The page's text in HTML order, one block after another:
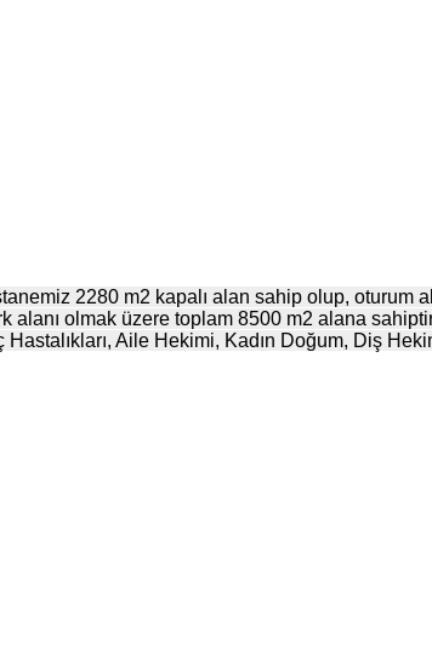
2280 m2 kapalı alan sahip olup, oturum
alanı olmak üzere toplam 8500 m2 alana
Aile Hekimi, Kadın Doğum, Diş